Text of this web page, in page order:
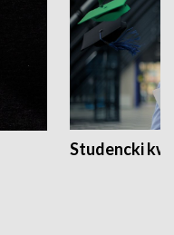
Studencki